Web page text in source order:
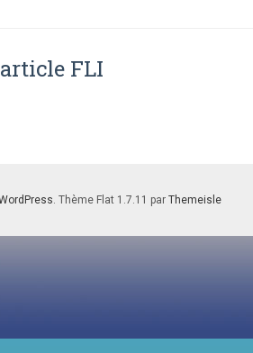
article FLI
. Thème Flat 1.7.11 par Themeisle